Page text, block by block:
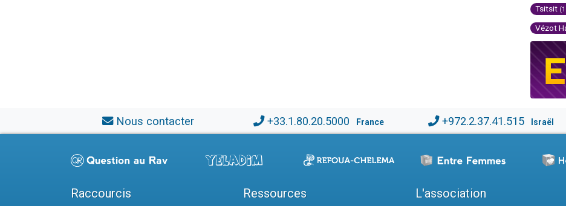
Tsitsit
Vézot
Nous contacter +33.1.80.20.5000 France +972.2.37.41.515 Israël
Raccourcis Ressources L'association